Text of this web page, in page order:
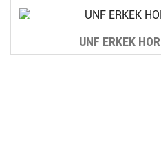
UNF ERKEK